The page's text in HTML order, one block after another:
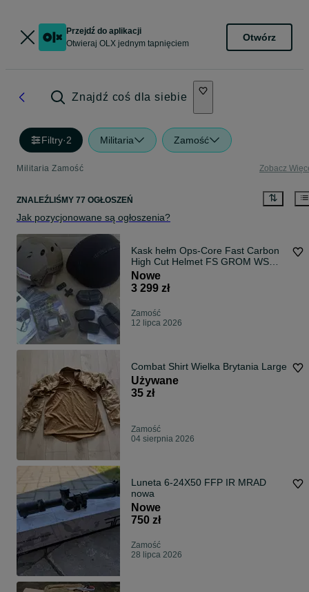
Przejdź do aplikacji
Otwieraj OLX jednym tapnięciem
Otwórz
Znajdź coś dla siebie
Filtry·2 Militaria Zamość
Militaria Zamość Zobacz
ZNALEŹLIŚMY 77 OGŁOSZEŃ
Jak pozycjonowane są ogłoszenia?
Kask hełm Ops-Core Fast Carbon
High Cut Helmet FS GROM WS
specjalne
Nowe
3 299 zł
Zamość
12 lipca 2026
Combat Shirt Wielka Brytania Large
Używane
35 zł
Zamość
04 sierpnia 2026
Luneta 6-24X50 FFP IR MRAD
nowa
Nowe
750 zł
Zamość
28 lipca 2026